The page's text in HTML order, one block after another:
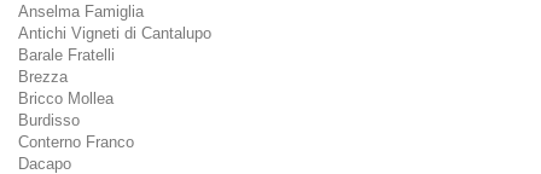
Anselma Famiglia
Antichi Vigneti di Cantalupo
Barale Fratelli
Brezza
Bricco Mollea
Burdisso
Conterno Franco
Dacapo